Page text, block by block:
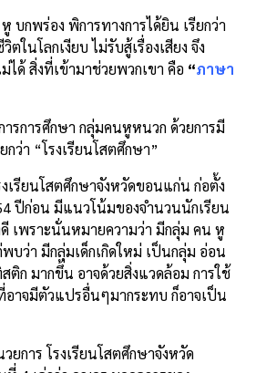
บกพร่อง พิการทางการได้ยิน เรียกว่า
ตในโลกเงียบ ไม่รับสู้เรื่องเสียง จึง
ได้ สิ่งที่เข้ามาช่วยพวกเขา คือ “ภาษา
ารการศึกษา กลุ่มคนหูหนวก ด้วยการมี
กว่า “โรงเรียนโสตศึกษา”
เรียนโสตศึกษาจังหวัดขอนแก่น ก่อตั้ง
ปีก่อน มีแนวโน้มของจำนวนนักเรียน
ดี เพราะนั่นหมายความว่า มีกลุ่ม คน หู
บว่า มีกลุ่มเด็กเกิดใหม่ เป็นกลุ่ม อ่อน
ก มากขึ้น อาจด้วยสิ่งแวดล้อม การใช้
อาจมีตัวแปรอื่นๆมากระทบ ก็อาจเป็น
ยการ โรงเรียนโสตศึกษาจังหวัด